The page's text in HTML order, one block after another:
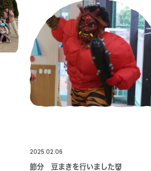
2025.02.06
節分 豆まきを行いました👹